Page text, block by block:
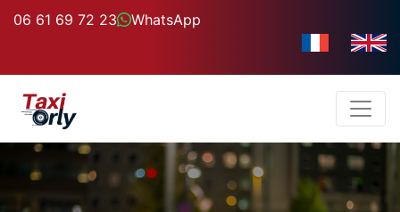
06 61 69 72 23 WhatsApp